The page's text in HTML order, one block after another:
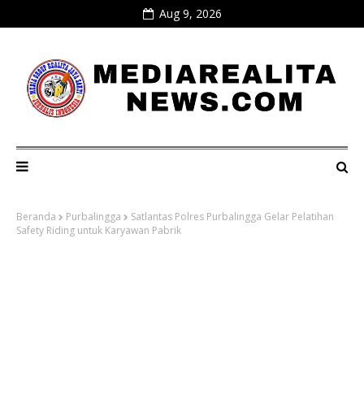
Aug 9, 2026
Beranda Purbalingga
Satlantas Polres Purbalingga Gelar Pelatihan
Safety Riding untuk Karyawan Pabrik